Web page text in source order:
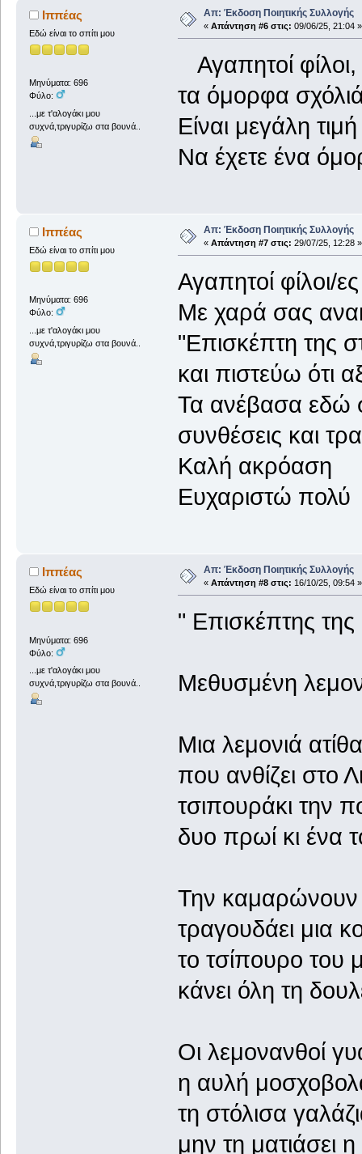
Ιππέας
Εδώ είναι το σπίτι μου
Μηνύματα: 696
Φύλο:
...με τ'αλογάκι μου
συχνά,τριγυρίζω στα βουνά..
Απ: Έκδοση Ποιητικής Συλλογής
« Απάντηση #6 στις: 09/06/25, 21:04 »
Αγαπητοί
τα όμορφα
Είναι μεγάλη
Να έχετε ένα
Ιππέας
Εδώ είναι το σπίτι μου
Μηνύματα: 696
Φύλο:
...με τ'αλογάκι μου
συχνά,τριγυρίζω στα βουνά..
Απ: Έκδοση Ποιητικής Συλλογής
« Απάντηση #7 στις: 29/07/25, 12:28 »
Αγαπητοί φίλοι/
Με χαρά σας
"Επισκέπτη της
και πιστεύω ότι
Τα ανέβασα εδώ
συνθέσεις και
Καλή ακρόαση
Ευχαριστώ πολύ
Ιππέας
Εδώ είναι το σπίτι μου
Μηνύματα: 696
Φύλο:
...με τ'αλογάκι μου
συχνά,τριγυρίζω στα βουνά..
Απ: Έκδοση Ποιητικής Συλλογής
« Απάντηση #8 στις: 16/10/25, 09:54 »
" Επισκέπτης της
Μεθυσμένη
Μια λεμονιά
που ανθίζει στο
τσιπουράκι την
δυο πρωί κι ένα
Την καμαρώνουν
τραγουδάει μια
το τσίπουρο του
κάνει όλη τη
Οι λεμονανθοί
η αυλή
τη στόλισα
μην τη ματιάσει η